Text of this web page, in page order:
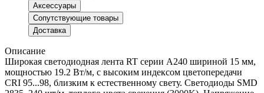
Аксессуары
Сопутствующие товары
Доставка
Описание
Широкая светодиодная лента RT серии A240 шириной 15 мм,
мощностью 19.2 Вт/м, с высоким индексом цветопередачи
CRI 95...98, близким к естественному свету. Светодиоды SMD